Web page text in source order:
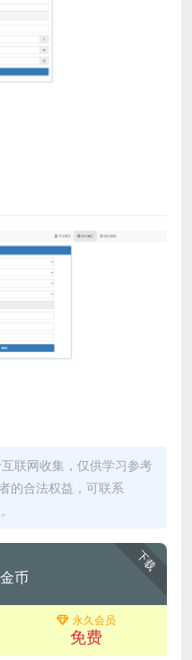
联网收集，仅供学习参考
的合法权益，可联系
下载
金币
永久会员
免费